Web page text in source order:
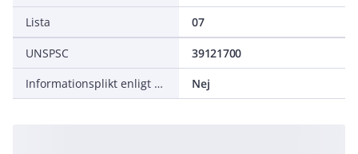
Lista
07
UNSPSC
39121700
Informationsplikt enligt REACH
Nej